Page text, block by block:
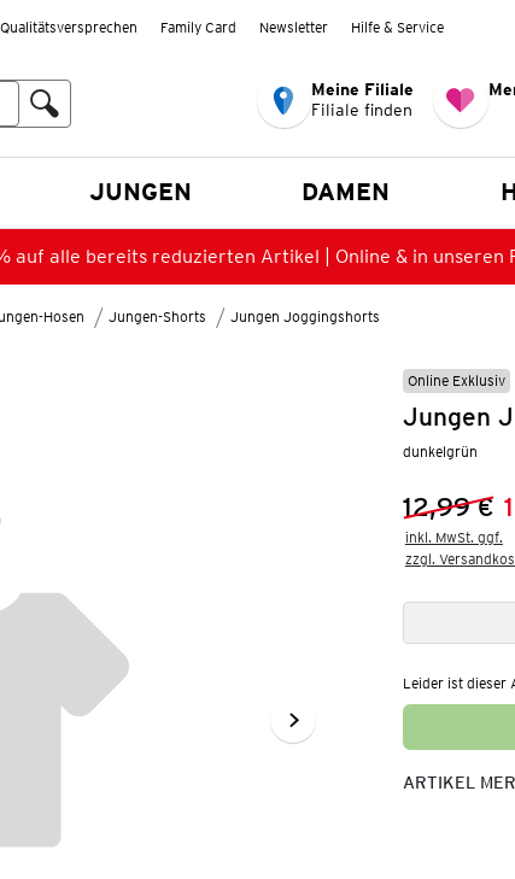
Qualitätsversprechen Family Card Newsletter Hilfe & Service
Meine Filiale
Filiale finden
JUNGEN DAMEN
auf alle bereits reduzierten Artikel | Online & in unseren
Hosen Jungen-Shorts Jungen Joggingshorts
Online Exklusiv
Jungen
dunkelgrün
12,99 €
Neuer
inkl. MwSt. ggf.
zzgl.
Leider ist dieser
ARTIKEL